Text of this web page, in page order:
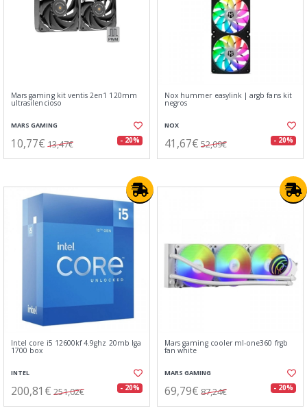
Mars gaming kit ventis 2en1 120mm
ultrasilencioso
MARS GAMING
10,77€ 13,47€ - 20%
Nox hummer easylink | argb fans kit
negros
NOX
41,67€ 52,09€ - 20%
Intel core i5 12600kf 4.9ghz 20mb lga
1700 box
INTEL
200,81€ 251,02€ - 20%
Mars gaming cooler ml-one360 frgb
fan white
MARS GAMING
69,79€ 87,24€ - 20%